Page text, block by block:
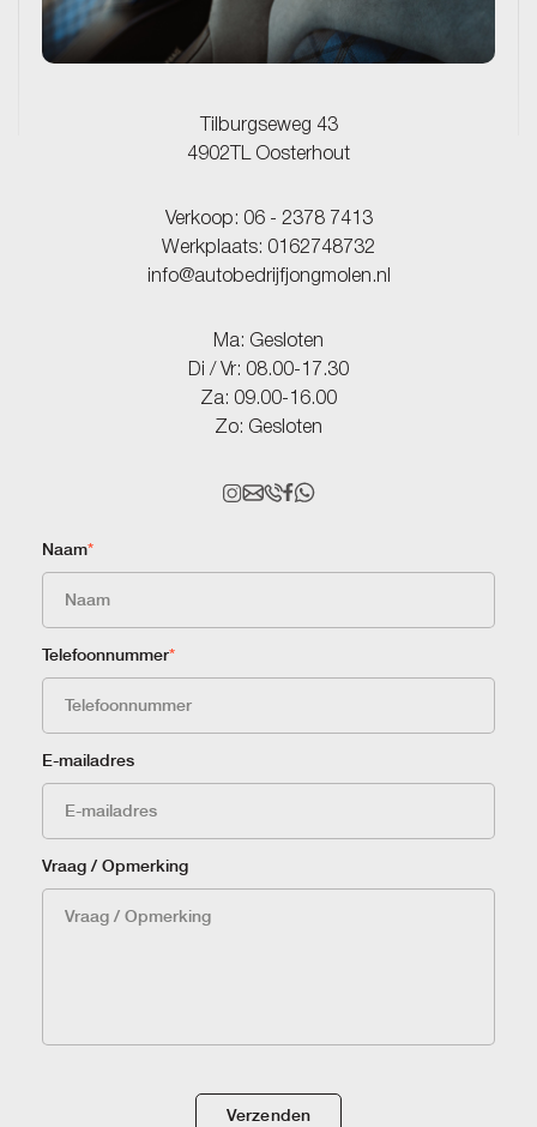
Tilburgseweg 43
4902TL Oosterhout
Verkoop: 06 - 2378 7413
Werkplaats: 0162748732
info@autobedrijfjongmolen.nl
Ma: Gesloten
Di / Vr: 08.00-17.30
Za: 09.00-16.00
Zo: Gesloten
Naam*
Telefoonnummer*
E-mailadres
Vraag / Opmerking
Verzenden